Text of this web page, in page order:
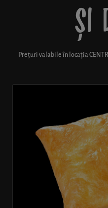
ȘI
Prețuri valabile în locația